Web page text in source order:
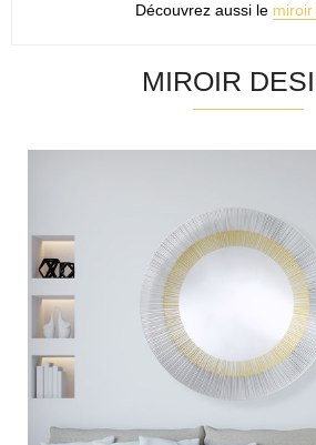
Découvrez aussi le
MIROIR